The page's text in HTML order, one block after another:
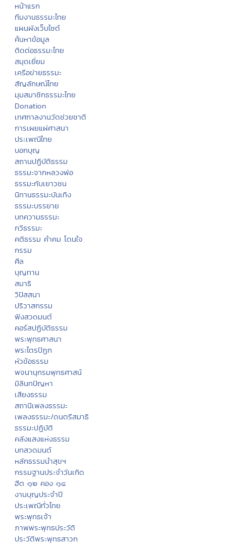
หน้าแรก
ทีมงานธรรมะไทย
แผนผังเว็บไซต์
ค้นหาข้อมูล
ติดต่อธรรมะไทย
สมุดเยี่ยม
เครือข่ายธรรมะ
สัญลักษณ์ไทย
มุมสมาชิกธรรมะไทย
Donation
เทศกาลงานวัดช่วยชาติ
การเผยแผ่ศาสนา
ประเพณีไทย
บอกบุญ
สถานปฏิบัติธรรม
ธรรมะจากหลวงพ่อ
ธรรมะกับเยาวชน
นิทานธรรมะบันเทิง
ธรรมะบรรยาย
บทความธรรมะ
กวีธรรมะ
คติธรรม คำคม โดนใจ
กรรม
ศีล
บุญทาน
สมาธิ
วิปัสสนา
ปริวาสกรรม
ฟังสวดมนต์
คอร์สปฏิบัติธรรม
พระพุทธศาสนา
พระไตรปิฏก
หัวข้อธรรม
พจนานุกรมพุทธศาสน์
มิลินทปัญหา
เสียงธรรม
สถานีเพลงธรรมะ
เพลงธรรมะ/ดนตรีสมาธิ
ธรรมะปฏิบัติ
คลังแสงแห่งธรรม
บทสวดมนต์
หลักธรรมนำสุขฯ
กรรมฐานประจำวันเกิด
ฮีต ๑๒ คอง ๑๔
งานบุญประจำปี
ประเพณีทั่วไทย
พระพุทธเจ้า
ภาพพระพุทธประวัติ
ประวัติพระพุทธสาวก